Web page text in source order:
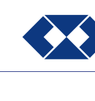
conteúdo